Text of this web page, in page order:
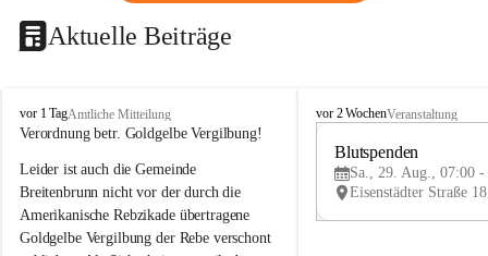
Aktuelle Beiträge
B
r
i
t
e
n
b
vor 1 TagAmtliche Mitteilung
Verordnung betr. Goldgelbe Vergilbung!
Leider ist auch die Gemeinde
Breitenbrunn nicht vor der durch die
Amerikanische Rebzikade übertragene
Goldgelbe Vergilbung der Rebe verschont
B
e
vor 2 WochenVeranstaltung
Blutspenden
Sa., 29. Aug., 07:00 -